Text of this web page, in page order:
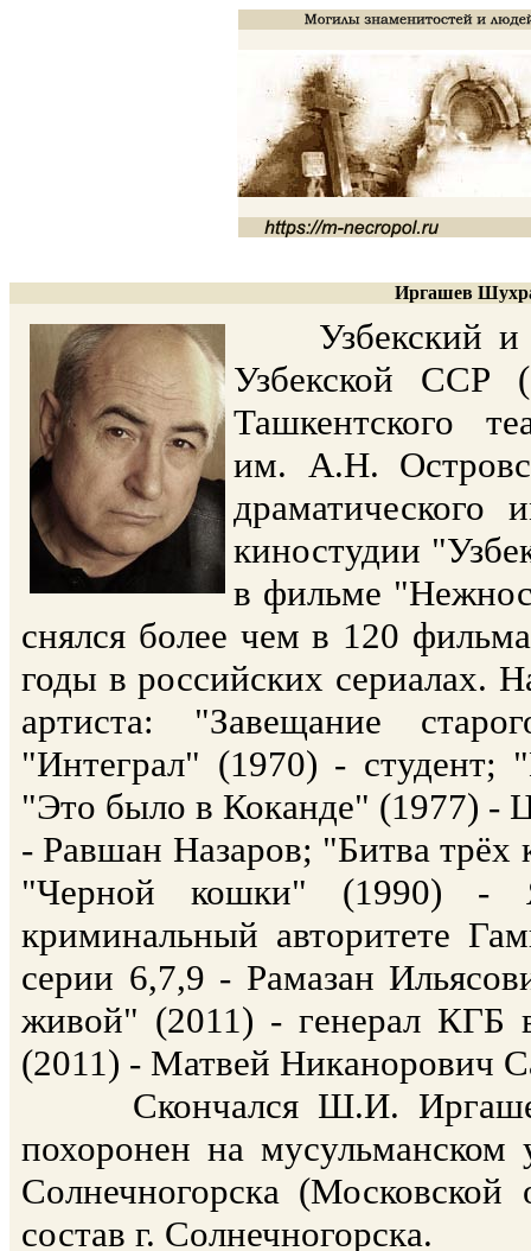
Иргашев
Узбекский и
Узбекской ССР
Ташкентского
им. А.Н.
киностудии
в фильме
снялся более чем в 120
годы в российских сериалах.
артиста: "Завещание
"Интеграл" (1970) - студент;
"Это было в Коканде" (1977) -
- Равшан Назаров; "Битва
"Черной кошки" (1990) -
криминальный авторитете
серии 6,7,9 - Рамазан
живой" (2011) - генерал КГБ
(2011) - Матвей Никанорович
Скончался Ш.И. Иргашев
похоронен на
Солнечногорска
состав г. Солнечногорска.